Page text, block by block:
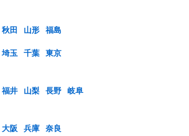
秋田 山形 福島
埼玉 千葉 東京
福井 山梨 長野 岐阜
大阪 兵庫 奈良